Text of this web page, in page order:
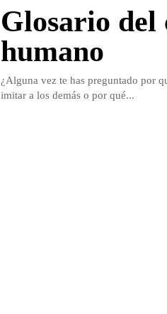
Glosario del
humano
¿Alguna vez te has preguntado por
imitar a los demás o por qué...